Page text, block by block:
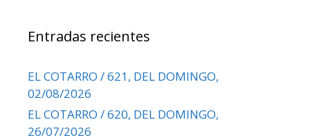
Entradas recientes
EL COTARRO / 621, DEL DOMINGO,
02/08/2026
EL COTARRO / 620, DEL DOMINGO,
26/07/2026